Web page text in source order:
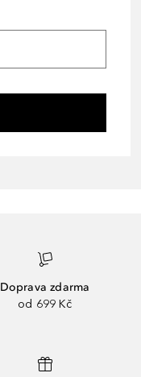
Doprava zdarma
od 699 Kč